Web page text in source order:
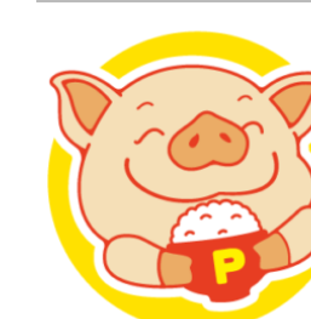
プーさん
豊中・箕
化してます。